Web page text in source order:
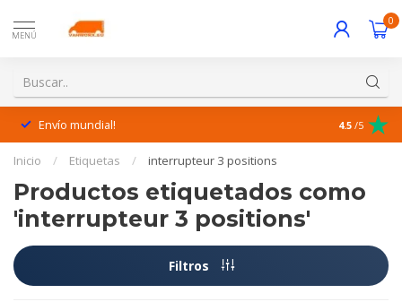
MENÚ
0
Envío mundial! ¡Excelente
4.5 /5
Inicio / Etiquetas / interrupteur 3 positions
Productos etiquetados como
'interrupteur 3 positions'
Filtros